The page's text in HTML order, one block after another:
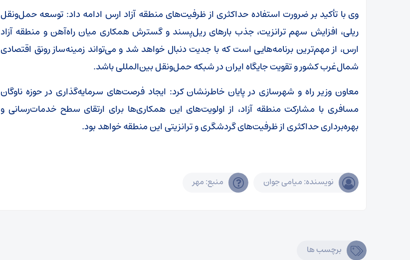
وی با تأکید بر ضرورت استفاده حداکثری از ظرفیت‌های منطقه آزاد ارس ادامه داد: توسعه حمل‌ونقل
ریلی، افزایش سهم ترانزیت، جذب بارهای ریل‌پسند و گسترش همکاری میان راه‌آهن و منطقه آزاد
ارس، از مهم‌ترین برنامه‌هایی است که با جدیت دنبال خواهد شد و می‌تواند زمینه‌ساز رونق اقتصادی
شمال‌غرب کشور و تقویت جایگاه ایران در شبکه حمل‌ونقل بین‌المللی باشد.
معاون وزیر راه و شهرسازی در پایان خاطرنشان کرد: ایجاد فرصت‌های سرمایه‌گذاری در حوزه ناوگان
مسافری با مشارکت منطقه آزاد، از اولویت‌های این همکاری‌ها برای ارتقای سطح خدمات‌رسانی و
بهره‌برداری حداکثری از ظرفیت‌های گردشگری و ترانزیتی این منطقه خواهد بود.
نویسنده: میامی جوان منبع: مهر
برچسب ها